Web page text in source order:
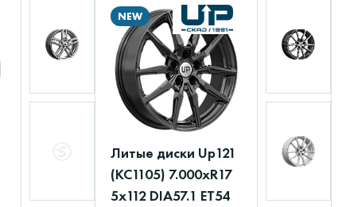
NEW
Литые диски Up121
(КС1105) 7.000xR17
5x112 DIA57.1 ET54